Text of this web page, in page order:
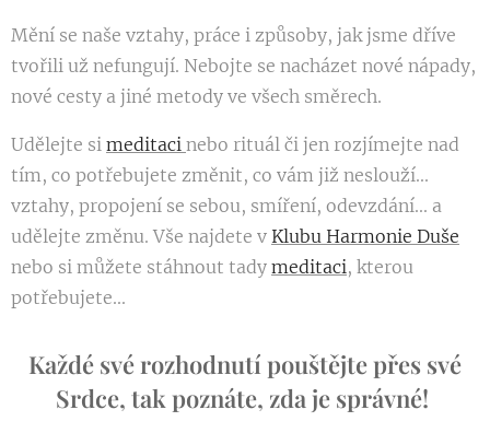
Mění se naše vztahy, práce i způsoby, jak jsme dříve
tvořili už nefungují. Nebojte se nacházet nové nápady,
nové cesty a jiné metody ve všech směrech.
Udělejte si meditaci nebo rituál či jen rozjímejte nad
tím, co potřebujete změnit, co vám již neslouží...
vztahy, propojení se sebou, smíření, odevzdání... a
udělejte změnu. Vše najdete v Klubu Harmonie Duše
nebo si můžete stáhnout tady meditaci, kterou
potřebujete...
Každé své rozhodnutí pouštějte přes své
Srdce, tak poznáte, zda je správné!